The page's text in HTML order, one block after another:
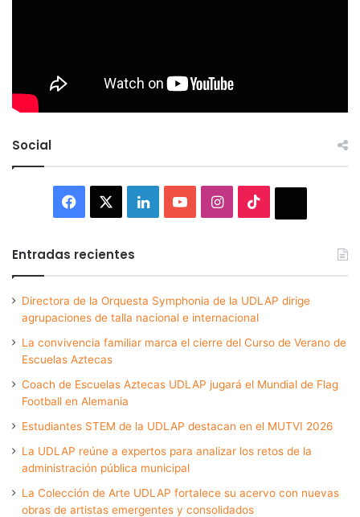
Social
Facebook LinkedInYouTubeInstagram
Entradas recientes
Directora de la Orquesta Symphonia de la UDLAP dirige
agrupaciones de talla nacional e internacional
La convivencia familiar marca el cierre del Curso de Verano de
Escuelas Aztecas
Coach de Escuelas Aztecas UDLAP jugará el Mundial de Flag
Football en Alemania
Estudiantes STEM de la UDLAP destacan en el MUTVI 2026
La UDLAP reúne a expertos para analizar los retos de la
administración pública municipal
La Colección de Arte UDLAP fortalece su acervo con nuevas
obras de artistas emergentes y consolidados